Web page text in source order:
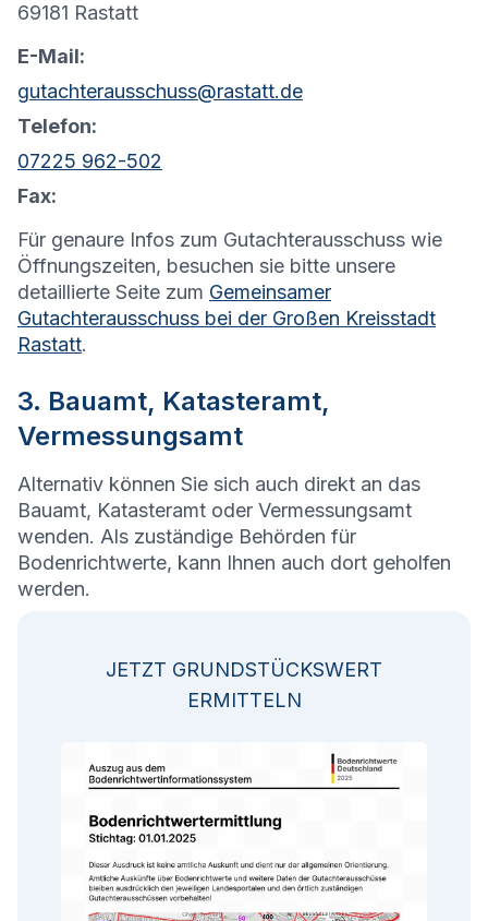
69181 Rastatt
E-Mail:
gutachterausschuss@rastatt.de
Telefon:
07225 962-502
Fax:
Für genaure Infos zum Gutachterausschuss wie
Öffnungszeiten, besuchen sie bitte unsere
detaillierte Seite zum Gemeinsamer
Gutachterausschuss bei der Großen Kreisstadt
Rastatt.
3. Bauamt, Katasteramt,
Vermessungsamt
Alternativ können Sie sich auch direkt an das
Bauamt, Katasteramt oder Vermessungsamt
wenden. Als zuständige Behörden für
Bodenrichtwerte, kann Ihnen auch dort geholfen
werden.
JETZT GRUNDSTÜCKSWERT
ERMITTELN